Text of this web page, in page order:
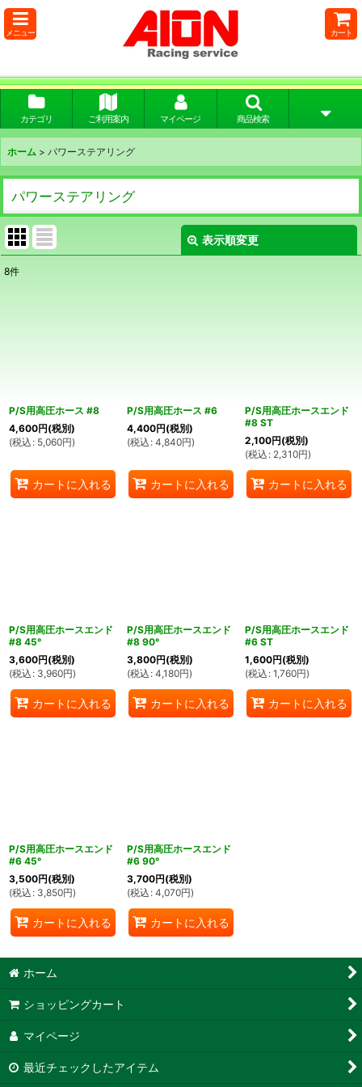
メニュー カート
カテゴリ ご利用案内 マイページ 商品検索
ホーム > パワーステアリング
パワーステアリング
表示順変更
8件
P/S用高圧ホース #8
4,600円(税別)
(税込 : 5,060円)
カートに入れる
P/S用高圧ホース #6
4,400円(税別)
(税込 : 4,840円)
カートに入れる
P/S用高圧ホースエンド
#8 ST
2,100円(税別)
(税込 : 2,310円)
カートに入れる
P/S用高圧ホースエンド
#8 45°
3,600円(税別)
(税込 : 3,960円)
カートに入れる
P/S用高圧ホースエンド
#8 90°
3,800円(税別)
(税込 : 4,180円)
カートに入れる
P/S用高圧ホースエンド
#6 ST
1,600円(税別)
(税込 : 1,760円)
カートに入れる
P/S用高圧ホースエンド
#6 45°
3,500円(税別)
(税込 : 3,850円)
カートに入れる
P/S用高圧ホースエンド
#6 90°
3,700円(税別)
(税込 : 4,070円)
カートに入れる
ホーム
ショッピングカート
マイページ
最近チェックしたアイテム